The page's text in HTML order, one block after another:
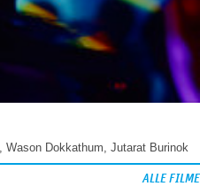
Wason Dokkathum Jutarat Burinok
ALLE FILME